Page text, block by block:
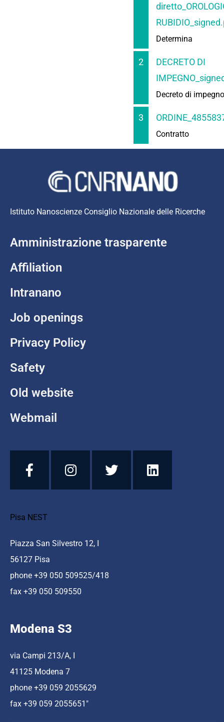
Determina
2
DECRETO DI
Decreto di impegno
3
Contratto
Istituto Nanoscienze Consiglio Nazionale delle Ricerche
Amministrazione trasparente
Affiliation
Intranano
Job openings
Privacy Policy
Safety
Old website
Webmail
Pisa NEST
Piazza San Silvestro 12, I
56127 Pisa
phone +39 050 509525/418
fax +39 050 509550
Modena S3
via Campi 213/A, I
41125 Modena 7
phone +39 059 2055629
fax +39 059 2055651″